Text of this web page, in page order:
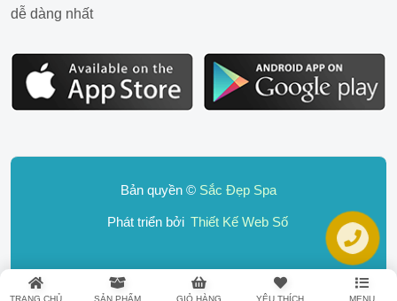
TRANG CHỦ SẢN PHẨM GIỎ HÀNG YÊU THÍCH MENU
dễ dàng nhất
Bản quyền © Sắc Đẹp Spa
Phát triển bởi Thiết Kế Web Số